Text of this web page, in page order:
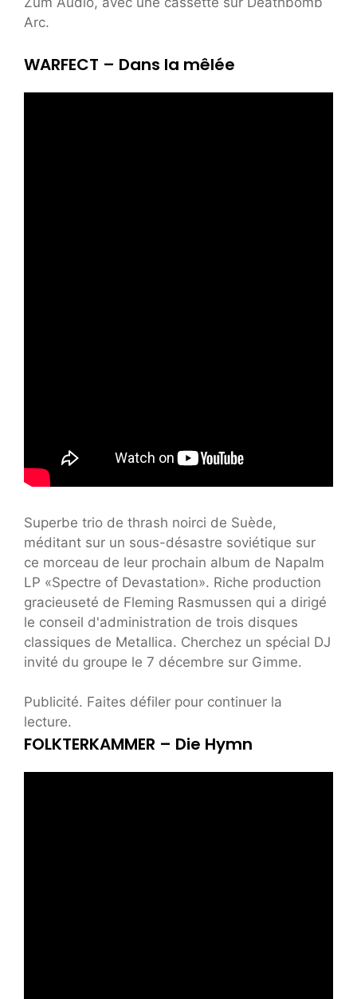
Arc.
WARFECT – Dans la mêlée
Superbe trio de thrash noirci de Suède,
méditant sur un sous-désastre soviétique sur
ce morceau de leur prochain album de Napalm
LP «Spectre of Devastation». Riche production
gracieuseté de Fleming Rasmussen qui a dirigé
le conseil d'administration de trois disques
classiques de Metallica. Cherchez un spécial DJ
invité du groupe le 7 décembre sur Gimme.
Publicité. Faites défiler pour continuer la
lecture.
FOLKTERKAMMER – Die Hymn